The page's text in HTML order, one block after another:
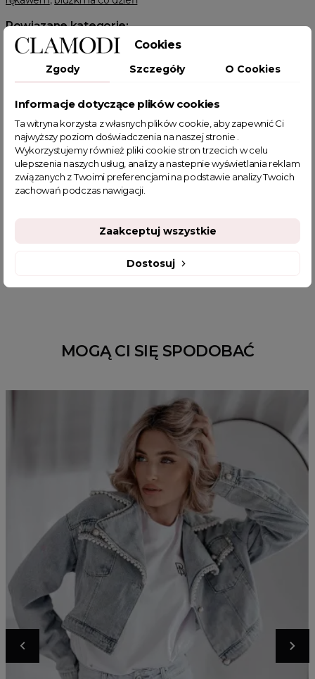
Powiązane kategorie:
Odzież damska
Zobacz wszystkie produkty Clamodi
Bluzki damskie
Wyprzedaż
T-SHIRTY z nadrukiem
HOT SALE Różowy Październik
POWIĄZANE TAGI
bluzki z nadrukiem
bluzki pudrowy róż
koszulka basic
MOGĄ CI SIĘ SPODOBAĆ
Cookies
Zgody Szczegóły O Cookies
Informacje dotyczące plików cookies
Ta witryna korzysta z własnych plików cookie, aby zapewnić Ci
najwyższy poziom doświadczenia na naszej stronie .
Wykorzystujemy również pliki cookie stron trzecich w celu
ulepszenia naszych usług, analizy a nastepnie wyświetlania reklam
związanych z Twoimi preferencjami na podstawie analizy Twoich
zachowań podczas nawigacji.
Dostosuj
Zaakceptuj wszystkie